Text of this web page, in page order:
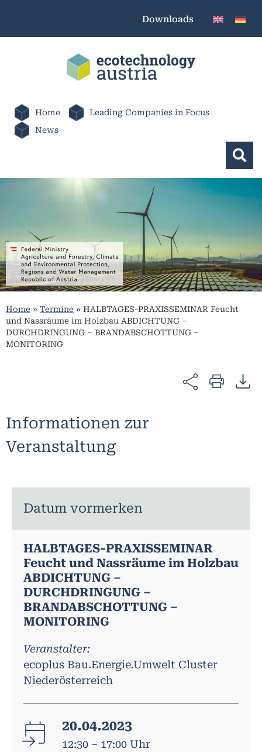
Downloads
Home
Leading Companies in Focus
News
Home » Termine » HALBTAGES-PRAXISSEMINAR Feucht
und Nassräume im Holzbau ABDICHTUNG –
DURCHDRINGUNG – BRANDABSCHOTTUNG –
MONITORING
Informationen zur
Veranstaltung
Datum vormerken
HALBTAGES-PRAXISSEMINAR
Feucht und Nassräume im Holzbau
ABDICHTUNG –
DURCHDRINGUNG –
BRANDABSCHOTTUNG –
MONITORING
Veranstalter:
ecoplus Bau.Energie.Umwelt Cluster
Niederösterreich
20.04.2023
12:30 – 17:00 Uhr